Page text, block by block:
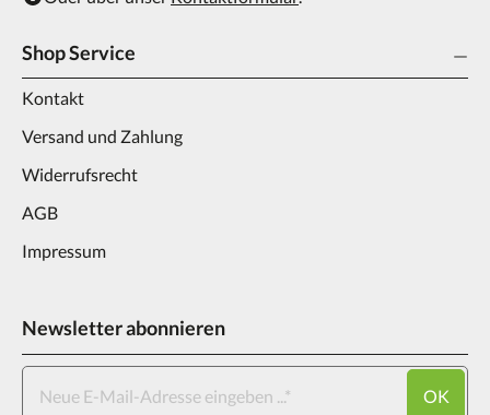
Shop Service
Kontakt
Versand und Zahlung
Widerrufsrecht
AGB
Impressum
Newsletter abonnieren
OK